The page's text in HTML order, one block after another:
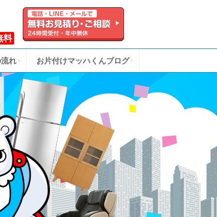
料
れ お片付けマッハくんブログ